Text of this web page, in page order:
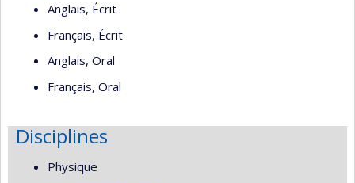
Anglais, Écrit
Français, Écrit
Anglais, Oral
Français, Oral
Disciplines
Physique